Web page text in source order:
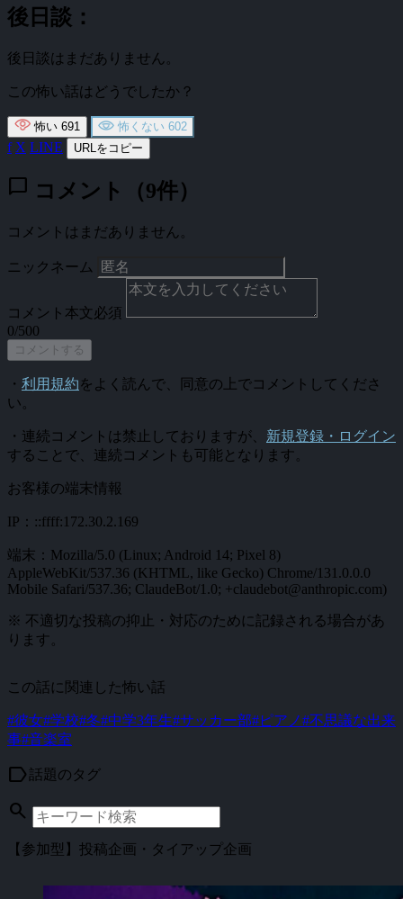
後日談：
後日談はまだありません。
この怖い話はどうでしたか？
怖い 691 怖くない 602
f X LINE URLをコピー
chat_bubble コメント（9件）
コメントはまだありません。
ニックネーム
コメント本文必須
0/500
コメントする
・ 利用規約をよく読んで、同意の上でコメントしてくださ
い。
・連続コメントは禁止しておりますが、 新規登録・ログイン
することで、連続コメントも可能となります。
お客様の端末情報
IP：::ffff:172.30.2.169
端末：Mozilla/5.0 (Linux; Android 14; Pixel 8)
AppleWebKit/537.36 (KHTML, like Gecko) Chrome/131.0.0.0
Mobile Safari/537.36; ClaudeBot/1.0; +claudebot@anthropic.com)
※ 不適切な投稿の抑止・対応のために記録される場合があ
ります。
この話に関連した怖い話
#彼女#学校#冬#中学3年生#サッカー部#ピアノ#不思議な出来
事#音楽室
label話題のタグ
search
【参加型】投稿企画・タイアップ企画